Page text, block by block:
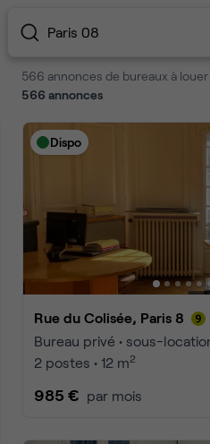
Paris 08
566 annonces de bureaux à
566 annonces
Dispo
Rue du Colisée, Paris 8
Bureau privé • sous-
2 postes • 12 m2
985 € par mois